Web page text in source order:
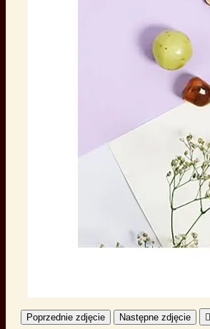
Poprzednie zdjęcie Następne zdjęcie 